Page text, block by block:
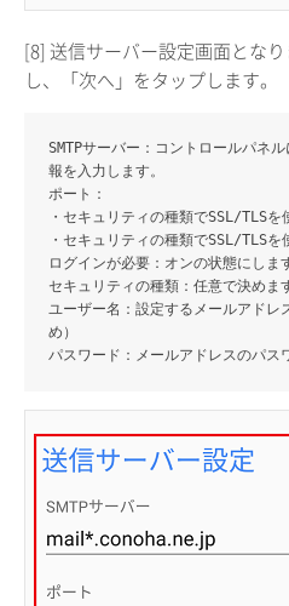
[8] 送信サーバー設定画面とな
し、「次へ」をタップします。
SMTPサーバー ：コントロールパネ
報を入力します。
ポート ：
・セキュリティの種類でSSL/TLS
・セキュリティの種類でSSL/TLSを
ログインが必要 ：オンの状態にしま
セキュリティの種類 ：任意で決めま
ユーザー名 ：設定するメールアドレ
め）
パスワード ：メールアドレスのパス